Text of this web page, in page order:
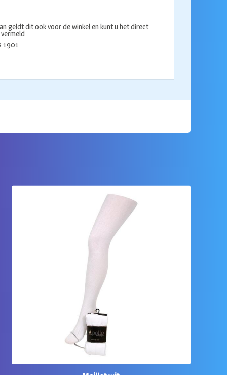
geldt dit ook voor de winkel en kunt u het direct
1901